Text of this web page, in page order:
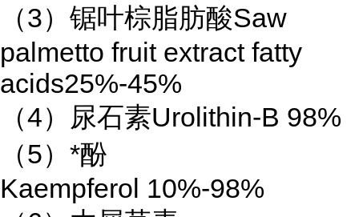
（3）锯叶棕脂肪酸Saw
palmetto fruit extract fatty
acids25%-45%
（4）尿石素Urolithin-B 98%
（5） *酚
Kaempferol 10%-98%